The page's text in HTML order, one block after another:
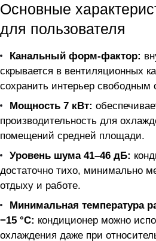
Основные
для пользователя
Канальный форм-фактор:
скрывается в вентиляционных
сохранить интерьер
Мощность 7 кВт:
производительность для
помещений средней площади.
Уровень шума 41–46 дБ:
достаточно тихо, минимально
отдыху и работе.
Минимальная температура
−15 °C: кондиционер можно
охлаждения даже при